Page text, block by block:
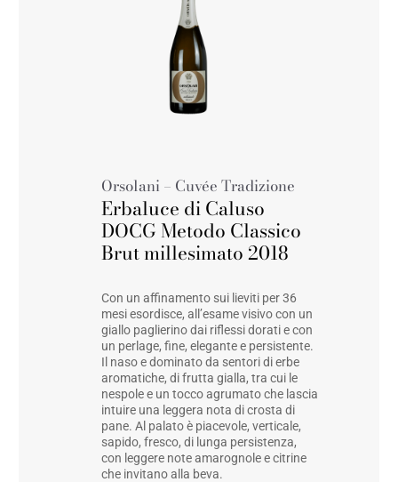
Orsolani – Cuvée Tradizione
Erbaluce di Caluso
DOCG Metodo Classico
Brut millesimato 2018
Con un affinamento sui lieviti per 36
mesi esordisce, all’esame visivo con un
giallo paglierino dai riflessi dorati e con
un perlage, fine, elegante e persistente.
Il naso e dominato da sentori di erbe
aromatiche, di frutta gialla, tra cui le
nespole e un tocco agrumato che lascia
intuire una leggera nota di crosta di
pane. Al palato è piacevole, verticale,
sapido, fresco, di lunga persistenza,
con leggere note amarognole e citrine
che invitano alla beva.